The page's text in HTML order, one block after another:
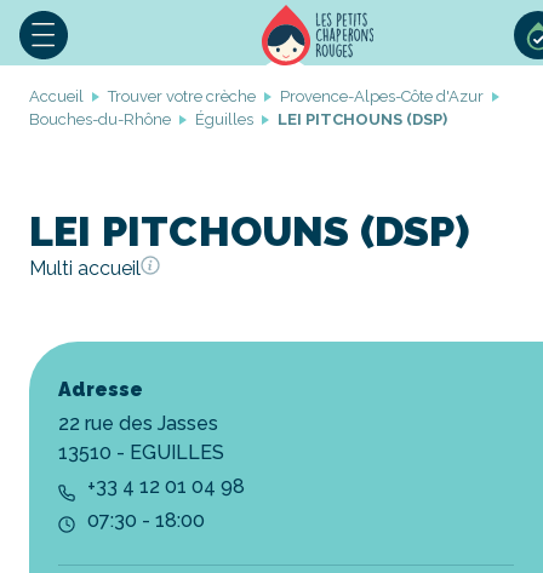
Accueil Trouver votre crèche
Provence-Alpes-Côte d'Azur
Bouches-du-Rhône
Éguilles LEI PITCHOUNS (DSP)
LEI PITCHOUNS (DSP)
Multi accueil
Adresse
22 rue des Jasses
13510 - EGUILLES
+33 4 12 01 04 98
07:30 - 18:00